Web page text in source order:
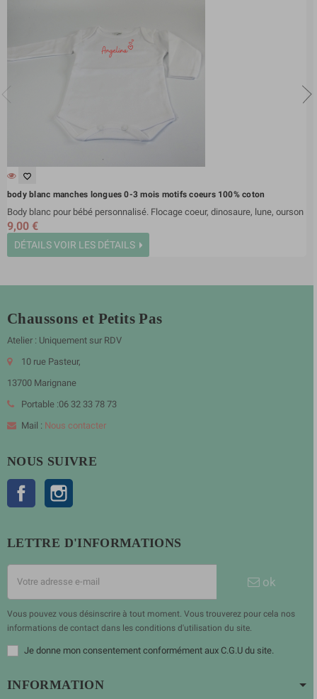
favorite_border
body blanc manches longues 0-3 mois motifs coeurs 100% coton
Body blanc pour bébé personnalisé. Flocage coeur, dinosaure, lune, ourson
9,00 €
DÉTAILSVOIR LES DÉTAILS
Chaussons et Petits Pas
Atelier : Uniquement sur RDV
10 rue Pasteur,
13700 Marignane
Portable :06 32 33 78 73
Mail : Nous contacter
NOUS SUIVRE
Facebook
LETTRE D'INFORMATIONS
ok
Vous pouvez vous désinscrire à tout moment. Vous trouverez pour cela nos
informations de contact dans les conditions d'utilisation du site.
Je donne mon consentement conformément aux C.G.U du site.
INFORMATION